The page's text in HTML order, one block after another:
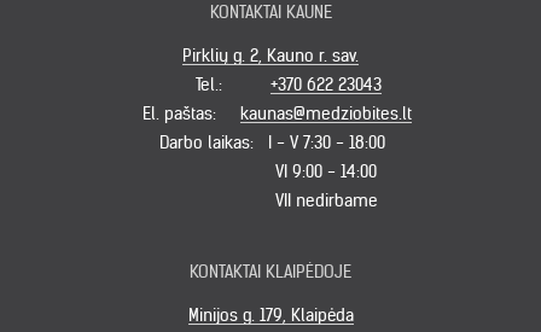
KONTAKTAI KAUNE
Pirklių g. 2, Kauno r. sav.
Tel.:
+370 622 23043
El. paštas:
kaunas@medziobites.lt
Darbo laikas:
I - V 7:30 - 18:00
VI 9:00 - 14:00
VII nedirbame
KONTAKTAI KLAIPĖDOJE
Minijos g. 179, Klaipėda